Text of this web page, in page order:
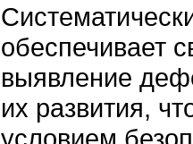
обеспечивает
выявление
их развития,
условием